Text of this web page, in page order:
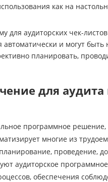
как на
для аудиторских чек-
и могут
планировать,
для
программное решение,
многие из
проведение,
аудиторское
обеспечения